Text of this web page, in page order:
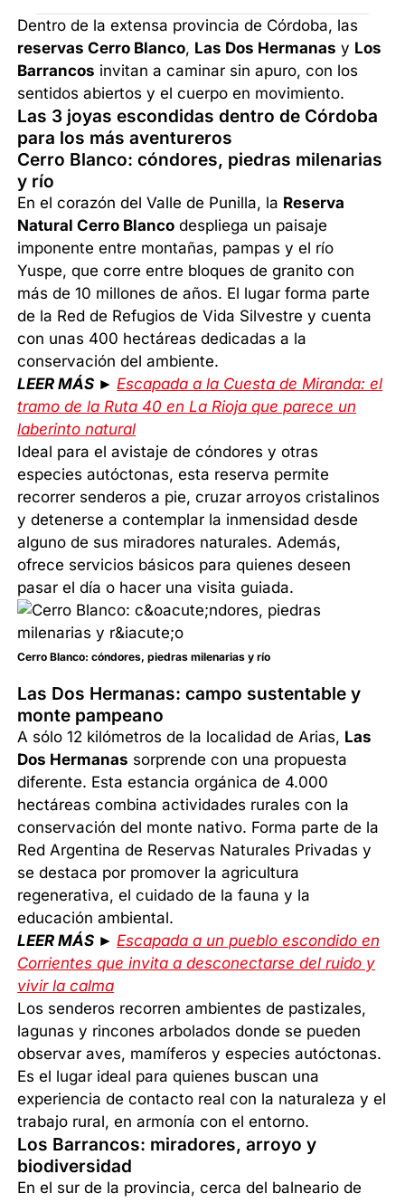
Dentro de la extensa provincia de Córdoba, las
reservas Cerro Blanco, Las Dos Hermanas y Los
Barrancos invitan a caminar sin apuro, con los
sentidos abiertos y el cuerpo en movimiento.
Las 3 joyas escondidas dentro de Córdoba
para los más aventureros
Cerro Blanco: cóndores, piedras milenarias
y río
En el corazón del Valle de Punilla, la Reserva
Natural Cerro Blanco despliega un paisaje
imponente entre montañas, pampas y el río
Yuspe, que corre entre bloques de granito con
más de 10 millones de años. El lugar forma parte
de la Red de Refugios de Vida Silvestre y cuenta
con unas 400 hectáreas dedicadas a la
conservación del ambiente.
LEER MÁS ►Escapada a la Cuesta de Miranda: el
tramo de la Ruta 40 en La Rioja que parece un
laberinto natural
Ideal para el avistaje de cóndores y otras
especies autóctonas, esta reserva permite
recorrer senderos a pie, cruzar arroyos cristalinos
y detenerse a contemplar la inmensidad desde
alguno de sus miradores naturales. Además,
ofrece servicios básicos para quienes deseen
pasar el día o hacer una visita guiada.
Cerro Blanco: cóndores, piedras milenarias y río
Las Dos Hermanas: campo sustentable y
monte pampeano
A sólo 12 kilómetros de la localidad de Arias, Las
Dos Hermanas sorprende con una propuesta
diferente. Esta estancia orgánica de 4.000
hectáreas combina actividades rurales con la
conservación del monte nativo. Forma parte de la
Red Argentina de Reservas Naturales Privadas y
se destaca por promover la agricultura
regenerativa, el cuidado de la fauna y la
educación ambiental.
LEER MÁS ►Escapada a un pueblo escondido en
Corrientes que invita a desconectarse del ruido y
vivir la calma
Los senderos recorren ambientes de pastizales,
lagunas y rincones arbolados donde se pueden
observar aves, mamíferos y especies autóctonas.
Es el lugar ideal para quienes buscan una
experiencia de contacto real con la naturaleza y el
trabajo rural, en armonía con el entorno.
Los Barrancos: miradores, arroyo y
biodiversidad
En el sur de la provincia, cerca del balneario de